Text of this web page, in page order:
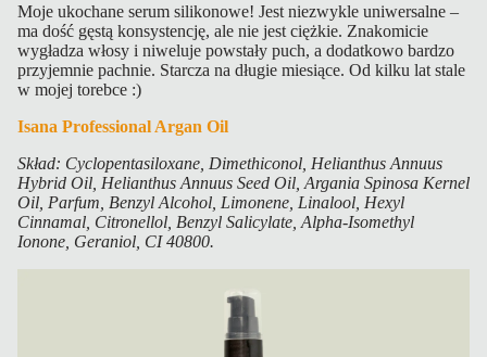
Moje ukochane serum silikonowe! Jest niezwykle uniwersalne –
ma dość gęstą konsystencję, ale nie jest ciężkie. Znakomicie
wygładza włosy i niweluje powstały puch, a dodatkowo bardzo
przyjemnie pachnie. Starcza na długie miesiące. Od kilku lat stale
w mojej torebce :)
Isana Professional Argan Oil
Skład: Cyclopentasiloxane, Dimethiconol, Helianthus Annuus
Hybrid Oil, Helianthus Annuus Seed Oil, Argania Spinosa Kernel
Oil, Parfum, Benzyl Alcohol, Limonene, Linalool, Hexyl
Cinnamal, Citronellol, Benzyl Salicylate, Alpha-Isomethyl
Ionone, Geraniol, CI 40800.